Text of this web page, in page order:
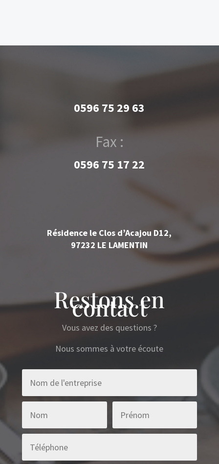
0596 75 29 63
Fax :
0596 75 17 22
Résidence le Clos d’Acajou D12,
97232 LE LAMENTIN
Restons en
contact
Vous avez des questions ?
Nous sommes à votre écoute